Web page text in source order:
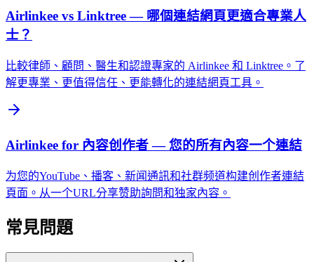
Airlinkee vs Linktree — 哪個連結網頁更適合專業人
士？
比較律師、顧問、醫生和認證專家的 Airlinkee 和 Linktree。了
解更專業、更值得信任、更能轉化的連結網頁工具。
Airlinkee for 內容创作者 — 您的所有內容一个連結
为您的YouTube、播客、新闻通訊和社群频道构建创作者連結
頁面。从一个URL分享赞助詢問和独家內容。
常見問題